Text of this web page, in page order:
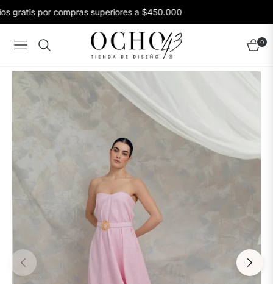
gratis por compras superiores a $450.000
Navigation Carrito
0